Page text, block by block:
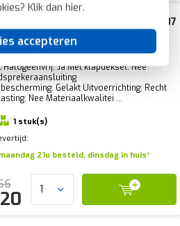
Klik dan hier.
accepteren
met luidsprekerbus HK07
mat (951650006)
Basiselement met centrale afdekplaat
Ja Met klapdeksel: Nee
Gelakt Uitvoerrichting: Recht
Nee Materiaalkwalitei ...
1 stuk(s)
21u besteld, dinsdag in huis*